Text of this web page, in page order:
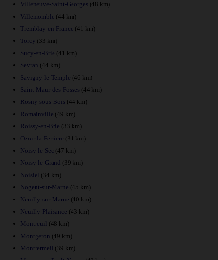
Villeneuve-Saint-Georges (48 km)
Villemomble (44 km)
Tremblay-en-France (41 km)
Torcy (33 km)
Sucy-en-Brie (41 km)
Sevran (44 km)
Savigny-le-Temple (46 km)
Saint-Maur-des-Fosses (44 km)
Rosny-sous-Bois (44 km)
Romainville (49 km)
Roissy-en-Brie (33 km)
Ozoir-la-Ferriere (31 km)
Noisy-le-Sec (47 km)
Noisy-le-Grand (39 km)
Noisiel (34 km)
Nogent-sur-Marne (45 km)
Neuilly-sur-Marne (40 km)
Neuilly-Plaisance (43 km)
Montreuil (48 km)
Montgeron (49 km)
Montfermeil (39 km)